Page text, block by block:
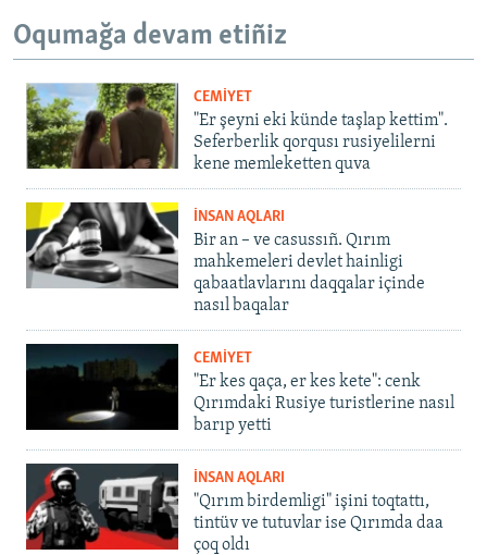
Oqumağa devam etiñiz
CEMİYET
"Er şeyni eki künde taşlap kettim".
Seferberlik qorqusı rusiyelilerni
kene memleketten quva
İNSAN AQLARI
Bir an – ve casussıñ. Qırım
mahkemeleri devlet hainligi
qabaatlavlarını daqqalar içinde
nasıl baqalar
CEMİYET
"Er kes qaça, er kes kete": cenk
Qırımdaki Rusiye turistlerine nasıl
barıp yetti
İNSAN AQLARI
"Qırım birdemligi" işini toqtattı,
tintüv ve tutuvlar ise Qırımda daa
çoq oldı